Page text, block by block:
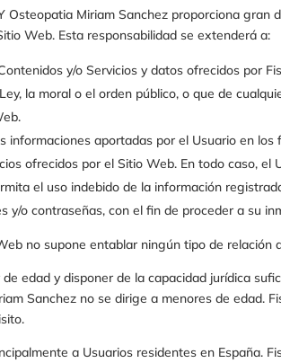
Osteopatia Miriam Sanchez proporciona gran
Web. Esta responsabilidad se extenderá a:
y/o Servicios y datos ofrecidos por
la moral o el orden público, o que de
informaciones aportadas por el Usuario en
ofrecidos por el Sitio Web. En todo caso,
el uso indebido de la información
y/o contraseñas, con el fin de proceder a su
no supone entablar ningún tipo de relación
edad y disponer de la capacidad jurídica
Sanchez no se dirige a menores de edad.
a Usuarios residentes en España.